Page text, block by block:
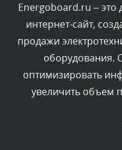
Комментарий
Текст комментария
администратором.
Комментарий
Текст комментария
Energoboard.ru –
интернет-сайт,
продажи
оборудования.
оптимизировать
увеличить объем